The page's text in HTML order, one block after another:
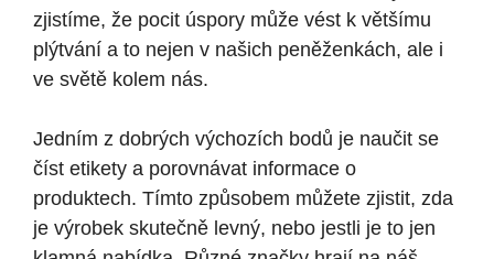
zjistíme, že pocit úspory může vést k většímu
plýtvání a to nejen v našich peněženkách, ale i
ve světě kolem nás.
Jedním z dobrých výchozích bodů je naučit se
číst etikety a porovnávat informace o
produktech. Tímto způsobem můžete zjistit, zda
je výrobek skutečně levný, nebo jestli je to jen